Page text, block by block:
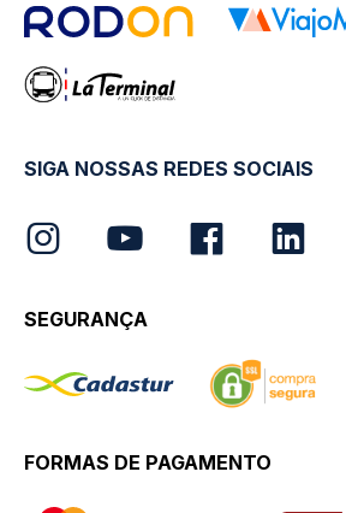
SIGA NOSSAS REDES SOCIAIS
SEGURANÇA
FORMAS DE PAGAMENTO